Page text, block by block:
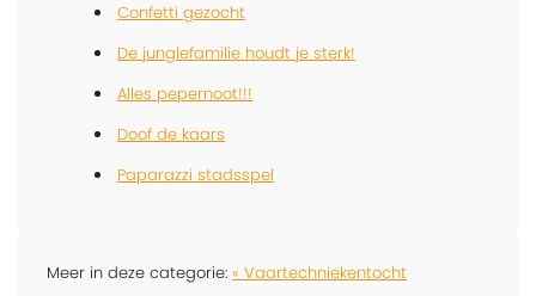
Confetti gezocht
De junglefamilie houdt je sterk!
Alles pepernoot!!!
Doof de kaars
Paparazzi stadsspel
Meer in deze categorie: « Vaartechniekentocht